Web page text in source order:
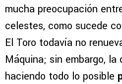
mucha preocupación
celestes, como sucede
El Toro todavía no
Máquina; sin embargo,
haciendo todo lo posible